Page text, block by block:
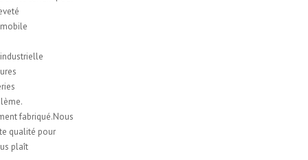
fabriqué.Nous
qualité pour
plaît